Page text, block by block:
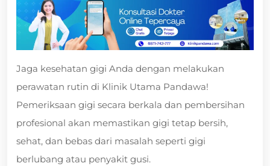
Jaga kesehatan gigi Anda dengan melakukan
perawatan rutin di Klinik Utama Pandawa!
Pemeriksaan gigi secara berkala dan pembersihan
profesional akan memastikan gigi tetap bersih,
sehat, dan bebas dari masalah seperti gigi
berlubang atau penyakit gusi.